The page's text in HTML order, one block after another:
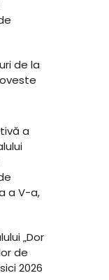
de la
a
a V-a,
„Dor
de
2026